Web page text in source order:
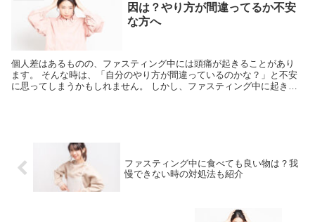
因は？やり方が間違ってるか不安
な方へ
個人差はあるものの、ファスティング中には頭痛が起きることがあり
ます。 そんな時は、「自分のやり方が間違っているのかな？」と不安
に思ってしまうかもしれません。 しかし、ファスティング中に起きる
ファスティング中に食べても良い物は？我
慢できない時の対処法も紹介